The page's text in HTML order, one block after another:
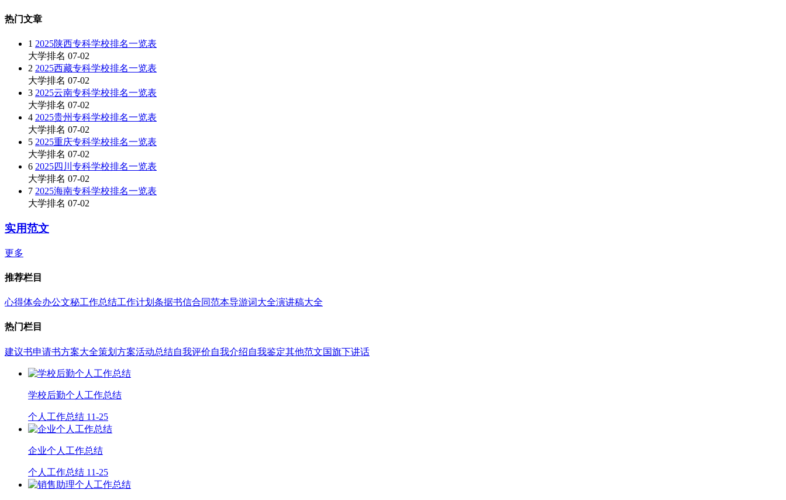
热门文章
1 2025陕西专科学校排名一览表
大学排名 07-02
2 2025西藏专科学校排名一览表
大学排名 07-02
3 2025云南专科学校排名一览表
大学排名 07-02
4 2025贵州专科学校排名一览表
大学排名 07-02
5 2025重庆专科学校排名一览表
大学排名 07-02
6 2025四川专科学校排名一览表
大学排名 07-02
7 2025海南专科学校排名一览表
大学排名 07-02
实用范文
更多
推荐栏目
心得体会办公文秘工作总结工作计划 条据书信合同范本导游词大全演讲稿大全
热门栏目
建议书申请书方案大全策划方案活动总结自我评价自我介绍自我鉴定其他范文国旗下讲话
学校后勤个人工作总结
个人工作总结 11-25
企业个人工作总结
个人工作总结 11-25